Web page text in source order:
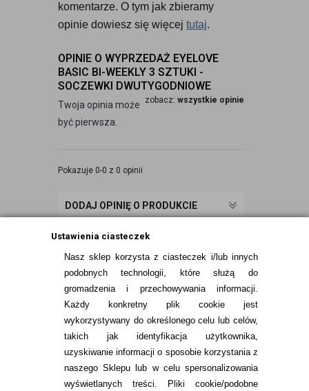
Ustawienia ciasteczek
Nasz sklep korzysta z ciasteczek i/lub innych
podobnych technologii, które służą do
gromadzenia i przechowywania informacji.
Każdy konkretny plik cookie jest
wykorzystywany do określonego celu lub celów,
takich jak identyfikacja użytkownika,
uzyskiwanie informacji o sposobie korzystania z
naszego Sklepu lub w celu spersonalizowania
wyświetlanych treści.
Pliki cookie/podobne
komentarze. O tym jak zbieramy
opinie dowiesz się więcej tutaj.
OPINIE O WYPRZEDAŻ EYELOVE
BASIC BI-WEEKLY 3 SZTUKI -
SOCZEWKI DWUTYGODNIOWE
zobacz: wszystkie opinie
Twoja opinia może
być pierwsza.
Pokazuje 0-0 z 0 opinii
DODAJ OPINIĘ O PRODUKCIE
INFORMACJE KONTAKTOWE